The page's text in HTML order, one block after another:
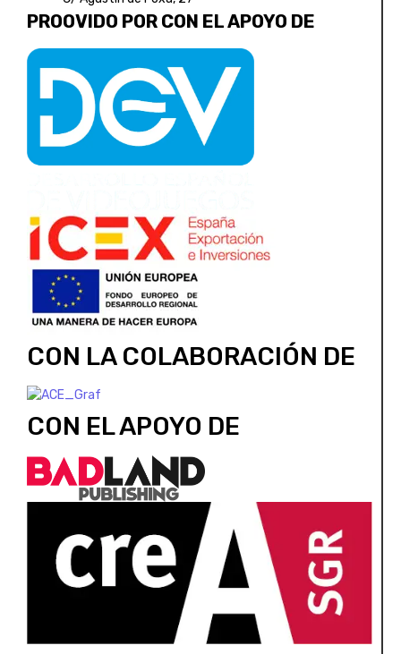
PROOVIDO POR CON EL APOYO DE
CON LA COLABORACIÓN DE
CON EL APOYO DE